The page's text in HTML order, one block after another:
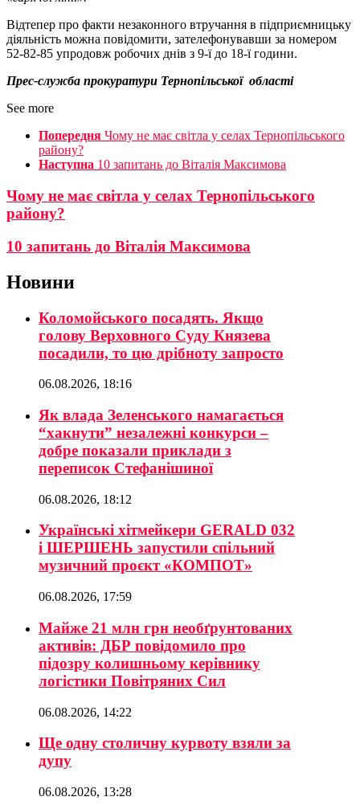
Відтепер про факти незаконного втручання в підприємницьку
діяльність можна повідомити, зателефонувавши за номером
52-82-85 упродовж робочих днів з 9-ї до 18-ї години.
Прес-служба прокуратури Тернопільської області
See more
Попередня Чому не має світла у селах Тернопільського
району?
Наступна 10 запитань до Віталія Максимова
Чому не має світла у селах Тернопільського
району?
10 запитань до Віталія Максимова
Новини
Коломойського посадять. Якщо
голову Верховного Суду Князева
посадили, то цю дрібноту запросто
06.08.2026, 18:16
Як влада Зеленського намагається
“хакнути” незалежні конкурси –
добре показали приклади з
переписок Стефанішиної
06.08.2026, 18:12
Українські хітмейкери GERALD 032
і ШЕРШЕНЬ запустили спільний
музичний проєкт «КОМПОТ»
06.08.2026, 17:59
Майже 21 млн грн необґрунтованих
активів: ДБР повідомило про
підозру колишньому керівнику
логістики Повітряних Сил
06.08.2026, 14:22
Ще одну столичну курвоту взяли за
дупу
06.08.2026, 13:28